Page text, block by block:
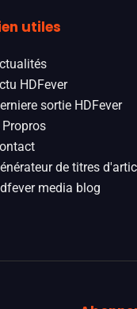
utiles
HDFever
sortie HDFever
Propros
de titres
media blog